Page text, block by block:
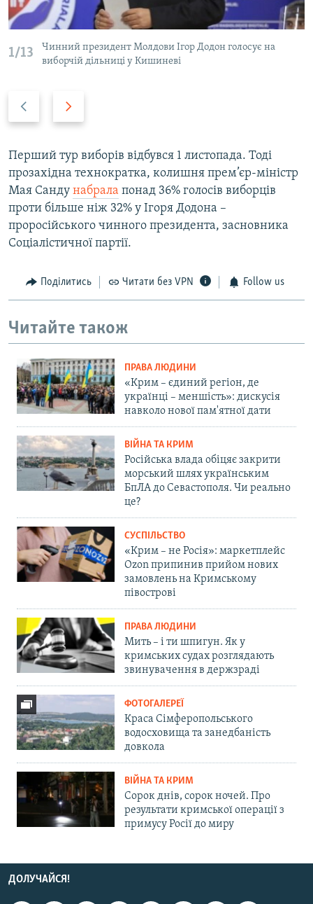
1/13
Чинний президент Молдови Ігор Додон голосує на
виборчій дільниці у Кишиневі
v
i
o
u
s
s
t
s
l
i
d
e
Перший тур виборів відбувся 1 листопада. Тоді
прозахідна технократка, колишня прем’єр-міністр
Мая Санду набрала понад 36% голосів виборців
проти більше ніж 32% у Ігоря Додона –
проросійського чинного президента, засновника
Соціалістичної партії.
Поділитись Читати без VPN Follow us
Читайте також
ПРАВА ЛЮДИНИ
«Крим – єдиний регіон, де
українці – меншість»: дискусія
навколо нової пам'ятної дати
ВІЙНА ТА КРИМ
Російська влада обіцяє закрити
морський шлях українським
БпЛА до Севастополя. Чи реально
це?
СУСПІЛЬСТВО
«Крим – не Росія»: маркетплейс
Ozon припинив прийом нових
замовлень на Кримському
півострові
ПРАВА ЛЮДИНИ
Мить – і ти шпигун. Як у
кримських судах розглядають
звинувачення в держзраді
ФОТОГАЛЕРЕЇ
Краса Сімферопольського
водосховища та занедбаність
довкола
ВІЙНА ТА КРИМ
Сорок днів, сорок ночей. Про
результати кримської операції з
примусу Росії до миру
ДОЛУЧАЙСЯ!